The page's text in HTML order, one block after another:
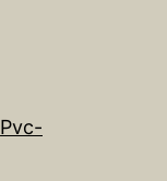
Pvc-